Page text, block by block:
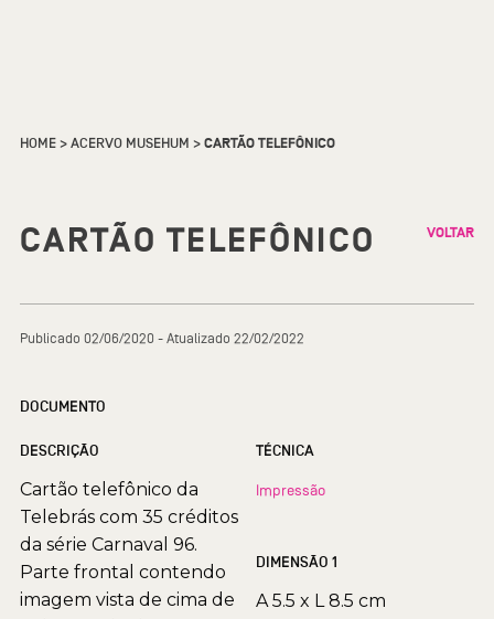
HOME>ACERVO MUSEHUM >CARTÃO TELEFÔNICO
CARTÃO TELEFÔNICO VOLTAR
Publicado 02/06/2020 - Atualizado 22/02/2022
DOCUMENTO
DESCRIÇÃO
Cartão telefônico da
Telebrás com 35 créditos
da série Carnaval 96.
Parte frontal contendo
imagem vista de cima de
TÉCNICA
Impressão
DIMENSÃO 1
A 5.5 x L 8.5 cm